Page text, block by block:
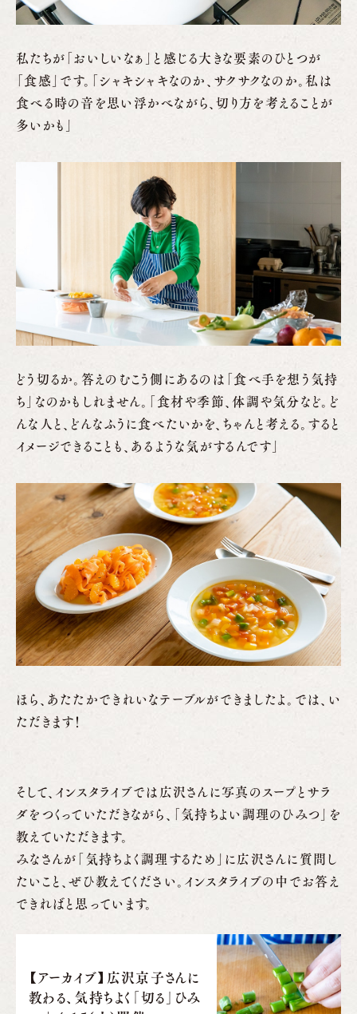
私たちが「おいしいなぁ」と感じる大きな要素のひとつが
「食感」です。「シャキシャキなのか、サクサクなのか。私は
食べる時の音を思い浮かべながら、切り方を考えることが
多いかも」
どう切るか。答えのむこう側にあるのは「食べ手を想う気持
ち」なのかもしれません。「食材や季節、体調や気分など。ど
んな人と、どんなふうに食べたいかを、ちゃんと考える。すると
イメージできることも、あるような気がするんです」
ほら、あたたかできれいなテーブルができましたよ。では、い
ただきます！
そして、インスタライブでは広沢さんに写真のスープとサラ
ダをつくっていただきながら、「気持ちよい調理のひみつ」を
教えていただきます。
みなさんが「気持ちよく調理するため」に広沢さんに質問し
たいこと、ぜひ教えてください。インスタライブの中でお答え
できればと思っています。
【アーカイブ】広沢京子さんに
教わる、気持ちよく「切る」ひみ